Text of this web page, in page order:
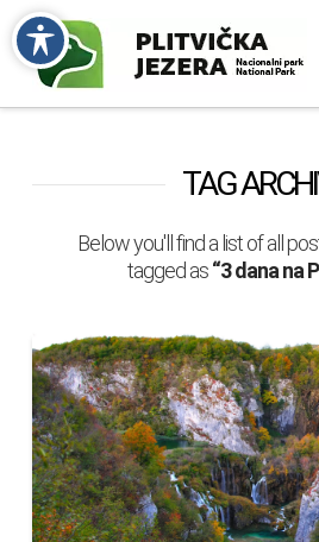
TAG
Below you'll find a list of all
tagged as“3 dana na